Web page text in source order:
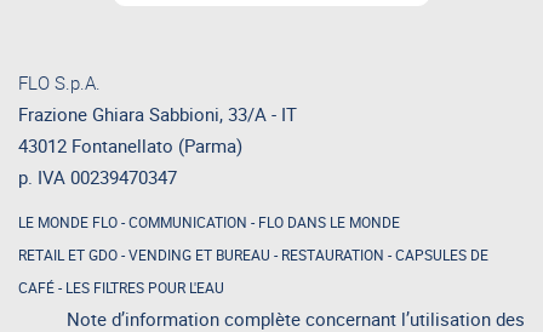
FLO S.p.A.
Frazione Ghiara Sabbioni, 33/A - IT
43012 Fontanellato (Parma)
p. IVA 00239470347
LE MONDE FLO-COMMUNICATION - FLO DANS LE MONDE
RETAIL ET GDO-VENDING ET BUREAU - RESTAURATION -CAPSULES DE
CAFÉ- LES FILTRES POUR L'EAU
Note d’information complète concernant l’utilisation des